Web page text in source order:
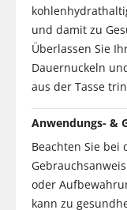
und damit zu
Überlassen Sie
Dauernuckeln
aus der Tasse
Anwendungs- &
Beachten Sie
oder
kann zu